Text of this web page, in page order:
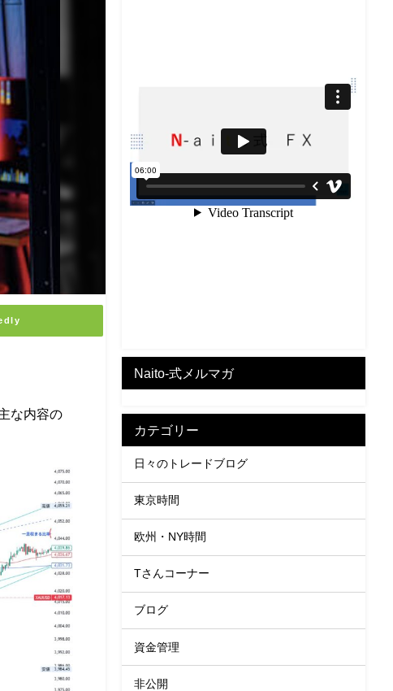
な内容の
Naito-式メルマガ
カテゴリー
日々のトレードブログ
東京時間
欧州・NY時間
Tさんコーナー
ブログ
資金管理
非公開